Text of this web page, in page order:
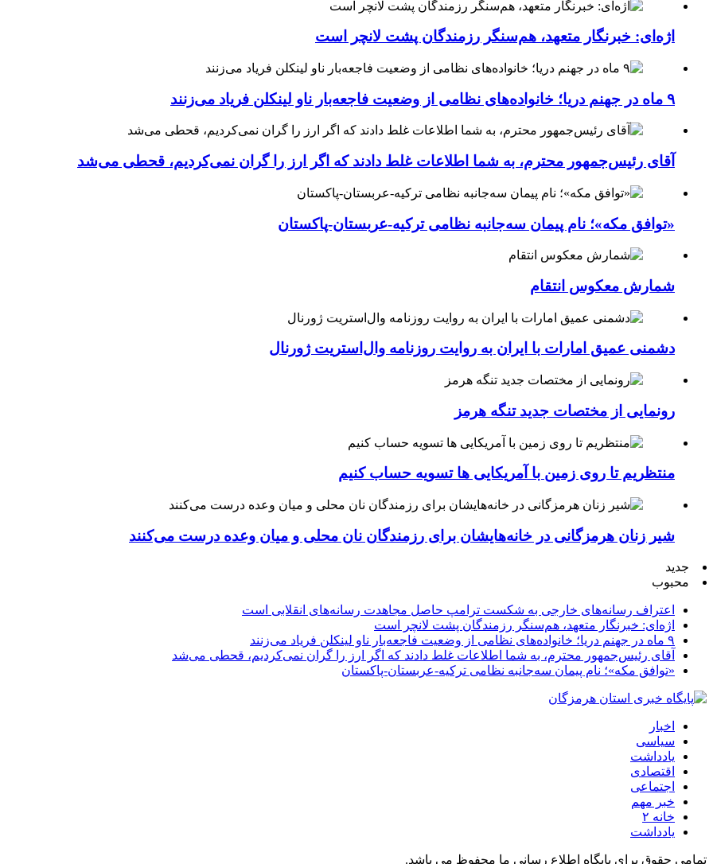
اژه‌ای: خبرنگار متعهد، هم‌سنگر رزمندگان پشت لانچر است
۹ ماه در جهنم دریا؛ خانواده‌های نظامی از وضعیت فاجعه‌بار ناو لینکلن فریاد می‌زنند
آقای رئیس‌جمهور محترم، به شما اطلاعات غلط دادند که اگر ارز را گران نمی‌کردیم، قحطی می‌شد
«توافق مکه»؛ نام پیمان سه‌جانبه نظامی ترکیه-عربستان-پاکستان
شمارش معکوس انتقام
دشمنی عمیق امارات با ایران به روایت روزنامه وال‌استریت ژورنال
رونمایی از مختصات جدید تنگه هرمز
منتظریم تا روی زمین با آمریکایی ها تسویه حساب کنیم
شیر زنان هرمزگانی در خانه‌هایشان برای رزمندگان نان محلی و میان وعده درست می‌کنند
جدید
محبوب
اعتراف رسانه‌های خارجی به شکست ترامپ حاصل مجاهدت رسانه‌های انقلابی است
اژه‌ای: خبرنگار متعهد، هم‌سنگر رزمندگان پشت لانچر است
۹ ماه در جهنم دریا؛ خانواده‌های نظامی از وضعیت فاجعه‌بار ناو لینکلن فریاد می‌زنند
آقای رئیس‌جمهور محترم، به شما اطلاعات غلط دادند که اگر ارز را گران نمی‌کردیم، قحطی می‌شد
«توافق مکه»؛ نام پیمان سه‌جانبه نظامی ترکیه-عربستان-پاکستان
اخبار
سیاسی
یادداشت
اقتصادی
اجتماعی
خبر مهم
خانه ۲
یادداشت
تمامی حقوق برای پایگاه اطلاع رسانی ما محفوظ می باشد.